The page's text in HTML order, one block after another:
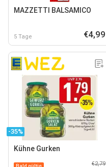
MAZZETTI BALSAMICO
5 Tage €4,99
-35%
Kühne Gurken
Bald gültig €2,79